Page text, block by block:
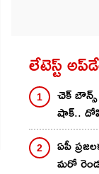
లేటెస్ట్
చెక్ బౌన్స్
షాక్..
ఏపీ
మరో